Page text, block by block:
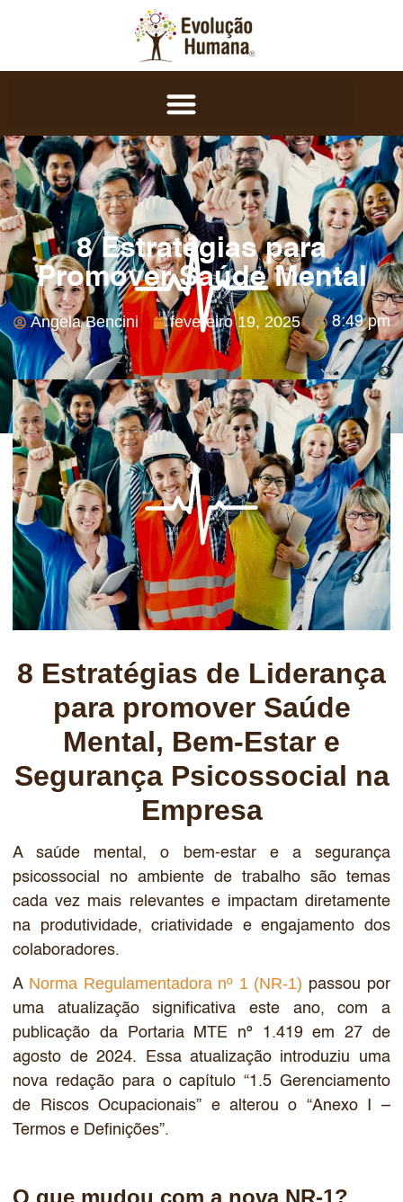
8 Estratégias para
Promover Saúde Mental
Angela Bencini fevereiro 19, 2025 8:49 pm
8 Estratégias de Liderança
para promover Saúde
Mental, Bem-Estar e
Segurança Psicossocial na
Empresa
A saúde mental, o bem-estar e a segurança
psicossocial no ambiente de trabalho são temas
cada vez mais relevantes e impactam diretamente
na produtividade, criatividade e engajamento dos
colaboradores.
A Norma Regulamentadora nº 1 (NR-1) passou por
uma atualização significativa este ano, com a
publicação da Portaria MTE nº 1.419 em 27 de
agosto de 2024. Essa atualização introduziu uma
nova redação para o capítulo “1.5 Gerenciamento
de Riscos Ocupacionais” e alterou o “Anexo I –
Termos e Definições”.
O que mudou com a nova NR-1?